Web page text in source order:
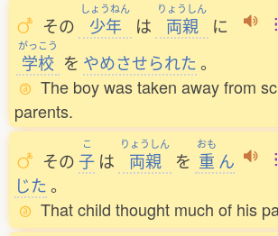
その
しょうねん
少年 は
りょうしん
両親 に
がっこう
学校 を やめさせられた。
The boy was taken away from
parents.
その
こ
子 は
りょうしん
両親 を
おも
重 ん
じた。
That child thought much of his